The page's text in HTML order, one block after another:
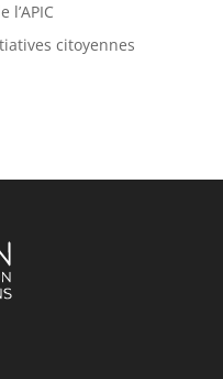
l’APIC
citoyennes